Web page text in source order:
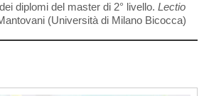
diplomi del master di 2° livello. Lectio
(Università di Milano Bicocca)